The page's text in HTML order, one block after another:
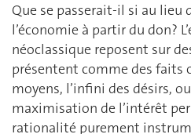
Que se passerait-il si au lieu
l’économie à partir du don?
néoclassique reposent sur
présentent comme des faits
moyens, l’infini des désirs,
maximisation de l’intérêt
rationalité purement